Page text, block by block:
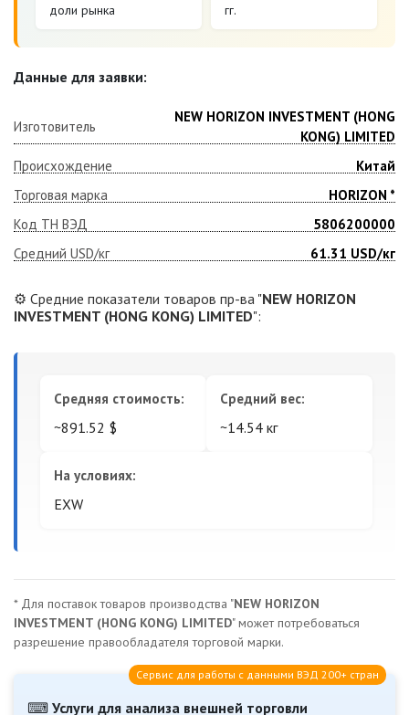
доли рынка
гг.
Данные для заявки:
Изготовитель
NEW HORIZON INVESTMENT (HONG
KONG) LIMITED
Происхождение
Китай
Торговая марка
HORIZON *
Код ТН ВЭД
5806200000
Средний USD/кг
61.31 USD/кг
⚙️ Средние показатели товаров пр-ва "NEW HORIZON
INVESTMENT (HONG KONG) LIMITED":
Средняя стоимость:
~891.52 $
Средний вес:
~14.54 кг
На условиях:
EXW
* Для поставок товаров производства "NEW HORIZON
INVESTMENT (HONG KONG) LIMITED" может потребоваться
разрешение правообладателя торговой марки.
⌨ Услуги для анализа внешней торговли
Сервис для работы с данными ВЭД 200+ стран